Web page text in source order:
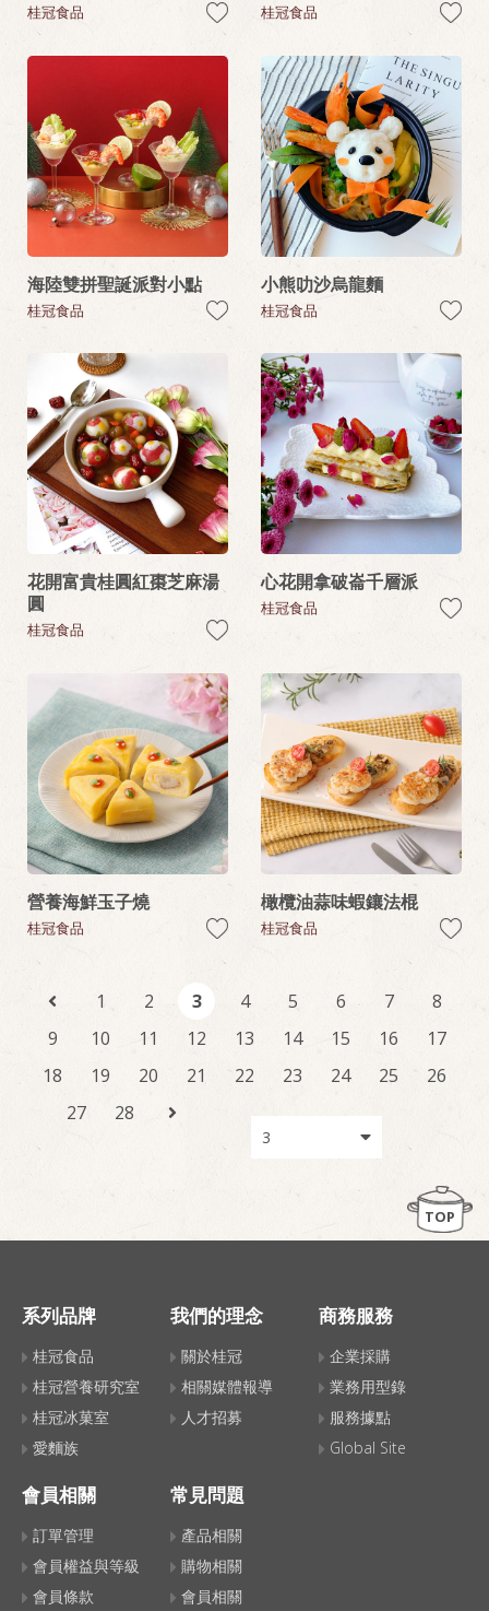
桂冠食品 桂冠食品
海陸雙拼聖誕派對小點
桂冠食品
小熊叻沙烏龍麵
桂冠食品
花開富貴桂圓紅棗芝麻湯
圓
桂冠食品
心花開拿破崙千層派
桂冠食品
營養海鮮玉子燒
桂冠食品
橄欖油蒜味蝦鑲法棍
桂冠食品
1 2 3 4 5 6 7
8
9
10 11 12 13 14 15 16
17
18
19 20 21 22 23 24 25
26
27
28
TOP
系列品牌
桂冠食品
桂冠營養研究室
桂冠冰菓室
愛麵族
我們的理念
關於桂冠
相關媒體報導
人才招募
商務服務
企業採購
業務用型錄
服務據點
Global Site
會員相關
訂單管理
會員權益與等級
會員條款
常見問題
產品相關
購物相關
會員相關